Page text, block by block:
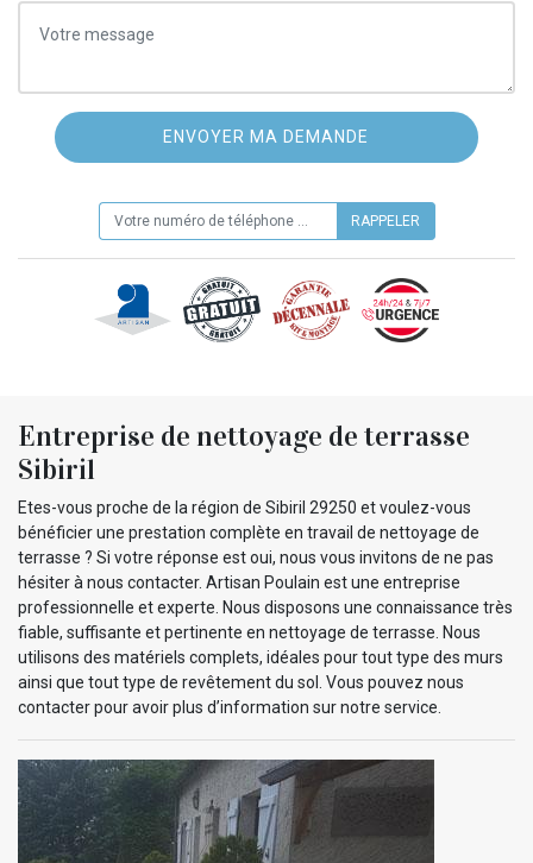
Entreprise de nettoyage de terrasse
Sibiril
Etes-vous proche de la région de Sibiril 29250 et voulez-vous
bénéficier une prestation complète en travail de nettoyage de
terrasse ? Si votre réponse est oui, nous vous invitons de ne pas
hésiter à nous contacter. Artisan Poulain est une entreprise
professionnelle et experte. Nous disposons une connaissance très
fiable, suffisante et pertinente en nettoyage de terrasse. Nous
utilisons des matériels complets, idéales pour tout type des murs
ainsi que tout type de revêtement du sol. Vous pouvez nous
contacter pour avoir plus d’information sur notre service.